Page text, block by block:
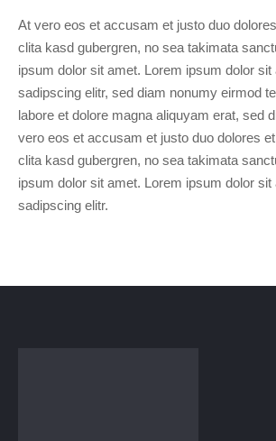
At vero eos et accusam et justo duo
clita kasd gubergren, no sea takimata
ipsum dolor sit amet. Lorem ipsum dolor
sadipscing elitr, sed diam nonumy eirmod
labore et dolore magna aliquyam erat, sed
vero eos et accusam et justo duo dolores
clita kasd gubergren, no sea takimata
ipsum dolor sit amet. Lorem ipsum dolor
sadipscing elitr.